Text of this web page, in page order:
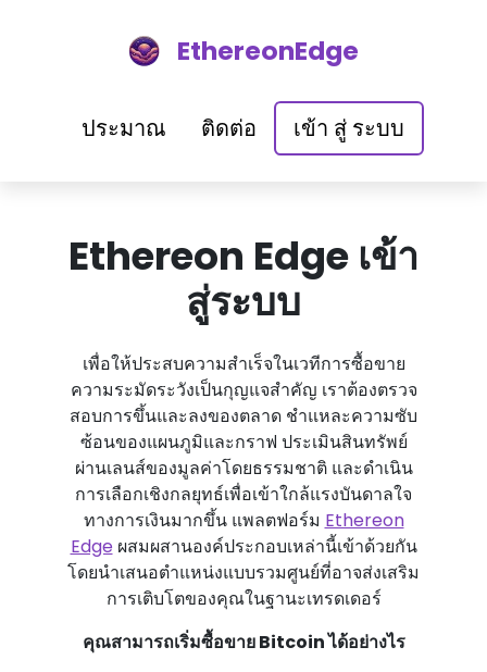
EthereonEdge
ประมาณ ติดต่อ เข้า สู่ ระบบ
Ethereon Edge เข้า
สู่ระบบ
เพื่อให้ประสบความสําเร็จในเวทีการซื้อขาย
ความระมัดระวังเป็นกุญแจสําคัญ เราต้องตรวจ
สอบการขึ้นและลงของตลาด ชําแหละความซับ
ซ้อนของแผนภูมิและกราฟ ประเมินสินทรัพย์
ผ่านเลนส์ของมูลค่าโดยธรรมชาติ และดําเนิน
การเลือกเชิงกลยุทธ์เพื่อเข้าใกล้แรงบันดาลใจ
ทางการเงินมากขึ้น แพลตฟอร์ม Ethereon
Edgeผสมผสานองค์ประกอบเหล่านี้เข้าด้วยกัน
โดยนําเสนอตําแหน่งแบบรวมศูนย์ที่อาจส่งเสริม
การเติบโตของคุณในฐานะเทรดเดอร์
คุณสามารถเริ่มซื้อขาย Bitcoin ได้อย่างไร